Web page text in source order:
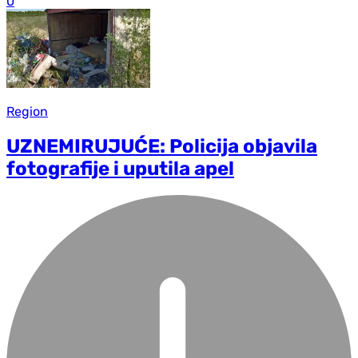
Region
UZNEMIRUJUĆE: Policija objavila
fotografije i uputila apel